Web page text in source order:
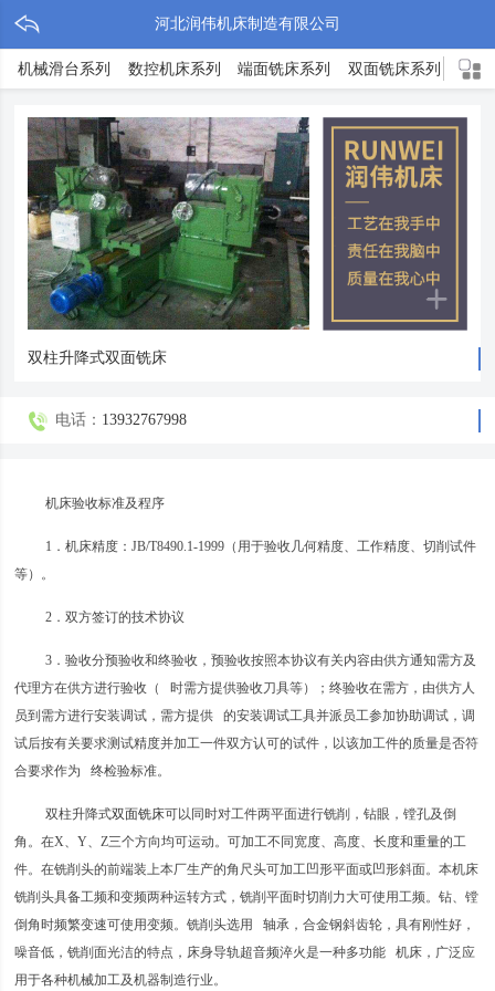
河北润伟机床制造有限公司
机械滑台系列 数控机床系列 端面铣床系列 双面铣床系列 TX
双柱升降式双面铣床
电话： 13932767998
机床验收标准及程序
1．机床精度：JB/T8490.1-1999（用于验收几何精度、工作精度、切削试件
等）。
2．双方签订的技术协议
3．验收分预验收和终验收，预验收按照本协议有关内容由供方通知需方及
代理方在供方进行验收（ 时需方提供验收刀具等）；终验收在需方，由供方人
员到需方进行安装调试，需方提供 的安装调试工具并派员工参加协助调试，调
试后按有关要求测试精度并加工一件双方认可的试件，以该加工件的质量是否符
合要求作为 终检验标准。
双柱升降式双面铣床可以同时对工件两平面进行铣削，钻眼，镗孔及倒
角。在X、Y、Z三个方向均可运动。可加工不同宽度、高度、长度和重量的工
件。在铣削头的前端装上本厂生产的角尺头可加工凹形平面或凹形斜面。本机床
铣削头具备工频和变频两种运转方式，铣削平面时切削力大可使用工频。钻、镗
倒角时频繁变速可使用变频。铣削头选用 轴承，合金钢斜齿轮，具有刚性好，
噪音低，铣削面光洁的特点，床身导轨超音频淬火是一种多功能 机床，广泛应
用于各种机械加工及机器制造行业。